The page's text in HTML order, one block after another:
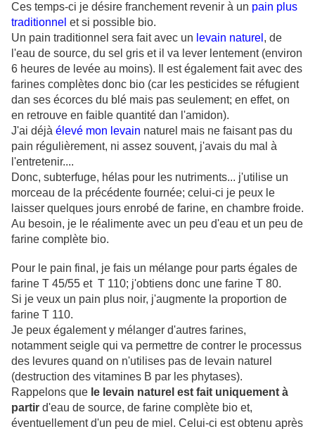
Ces temps-ci je désire franchement revenir à un pain plus
traditionnel et si possible bio.
Un pain traditionnel sera fait avec un levain naturel , de
l'eau de source, du sel gris et il va lever lentement (environ
6 heures de levée au moins). Il est également fait avec des
farines complètes donc bio (car les pesticides se réfugient
dan ses écorces du blé mais pas seulement; en effet, on
en retrouve en faible quantité dan l'amidon).
J'ai déjà élevé mon levain naturel mais ne faisant pas du
pain régulièrement, ni assez souvent, j'avais du mal à
l'entretenir....
Donc, subterfuge, hélas pour les nutriments... j'utilise un
morceau de la précédente fournée; celui-ci je peux le
laisser quelques jours enrobé de farine, en chambre froide.
Au besoin, je le réalimente avec un peu d'eau et un peu de
farine complète bio.
Pour le pain final, je fais un mélange pour parts égales de
farine T 45/55 et T 110; j'obtiens donc une farine T 80.
Si je veux un pain plus noir, j'augmente la proportion de
farine T 110.
Je peux également y mélanger d'autres farines,
notamment seigle qui va permettre de contrer le processus
des levures quand on n'utilises pas de levain naturel
(destruction des vitamines B par les phytases).
Rappelons que le levain naturel est fait uniquement à
partir d'eau de source, de farine complète bio et,
éventuellement d'un peu de miel. Celui-ci est obtenu après